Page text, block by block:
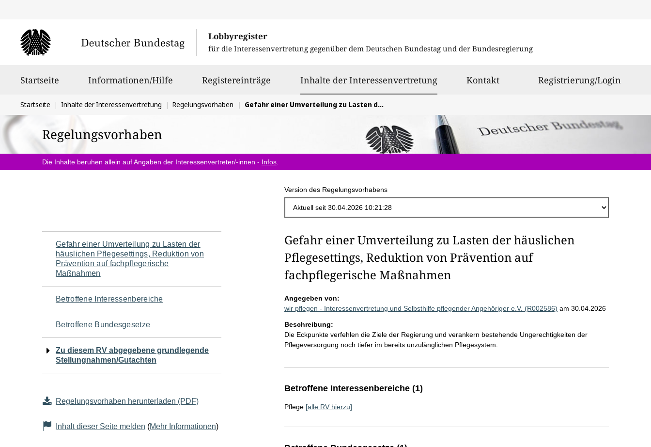
Lobbyregister
für die Interessenvertretung gegenüber dem Deutschen Bundestag und der Bundesregierung
Startseite Informationen/Hilfe Registereinträge Inhalte der Interessenvertretungausgewählt
Kontakt Registrierung/Login
Sie
befinden
sich
hier:
Startseite Inhalte der Interessenvertretung Regelungsvorhaben Gefahr einer Umverteilung zu Lasten der häuslichen Pflegesettings, Reduktion von Prävention auf fachpflegerische Maßnahmen
Regelungsvorhaben
Die Inhalte beruhen allein auf Angaben der Interessenvertreter/-innen - Infos
Version des Regelungsvorhabens
Navigation
für
den
Seiteninhalt
Gefahr einer Umverteilung zu Lasten der
häuslichen Pflegesettings, Reduktion von
Prävention auf fachpflegerische
Maßnahmen
Betroffene Interessenbereiche
Betroffene Bundesgesetze
Zu diesem RV abgegebene grundlegende
Stellungnahmen/Gutachten
Regelungsvorhaben herunterladen (PDF)
Inhalt dieser Seite melden (Mehr Informationen)
Gefahr einer Umverteilung zu Lasten der häuslichen
Pflegesettings, Reduktion von Prävention auf
fachpflegerische Maßnahmen
Angegeben von:
wir pflegen - Interessenvertretung und Selbsthilfe pflegender Angehöriger e.V. (R002586) am 30.04.2026
Beschreibung:
Die Eckpunkte verfehlen die Ziele der Regierung und verankern bestehende Ungerechtigkeiten der
Pflegeversorgung noch tiefer im bereits unzulänglichen Pflegesystem.
Betroffene Interessenbereiche (1)
Pflege [alle RV hierzu]